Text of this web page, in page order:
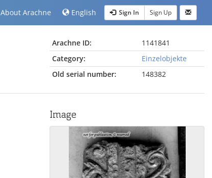
About Arachne English Sign In Sign Up
Arachne ID:
1141841
Category:
Einzelobjekte
Old serial number:
148382
Image